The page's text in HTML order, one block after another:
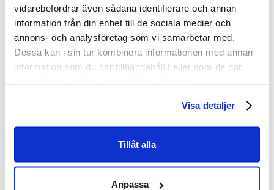
vidarebefordrar även sådana identifierare och annan
information från din enhet till de sociala medier och
annons- och analysföretag som vi samarbetar med.
Dessa kan i sin tur kombinera informationen med annan
information som du har tillhandahållit eller som de har
Visa detaljer
Tillåt alla
Anpassa
Fel
Paketet kan inte bokas